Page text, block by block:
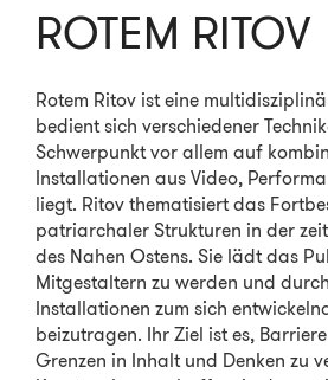
ROTEM RITOV
Rotem Ritov ist eine
bedient sich verschiedener
Schwerpunkt vor allem auf
Installationen aus Video,
liegt. Ritov thematisiert das
patriarchaler Strukturen in der
des Nahen Ostens. Sie lädt das
Mitgestaltern zu werden und
Installationen zum sich
beizutragen. Ihr Ziel ist es,
Grenzen in Inhalt und Denken zu